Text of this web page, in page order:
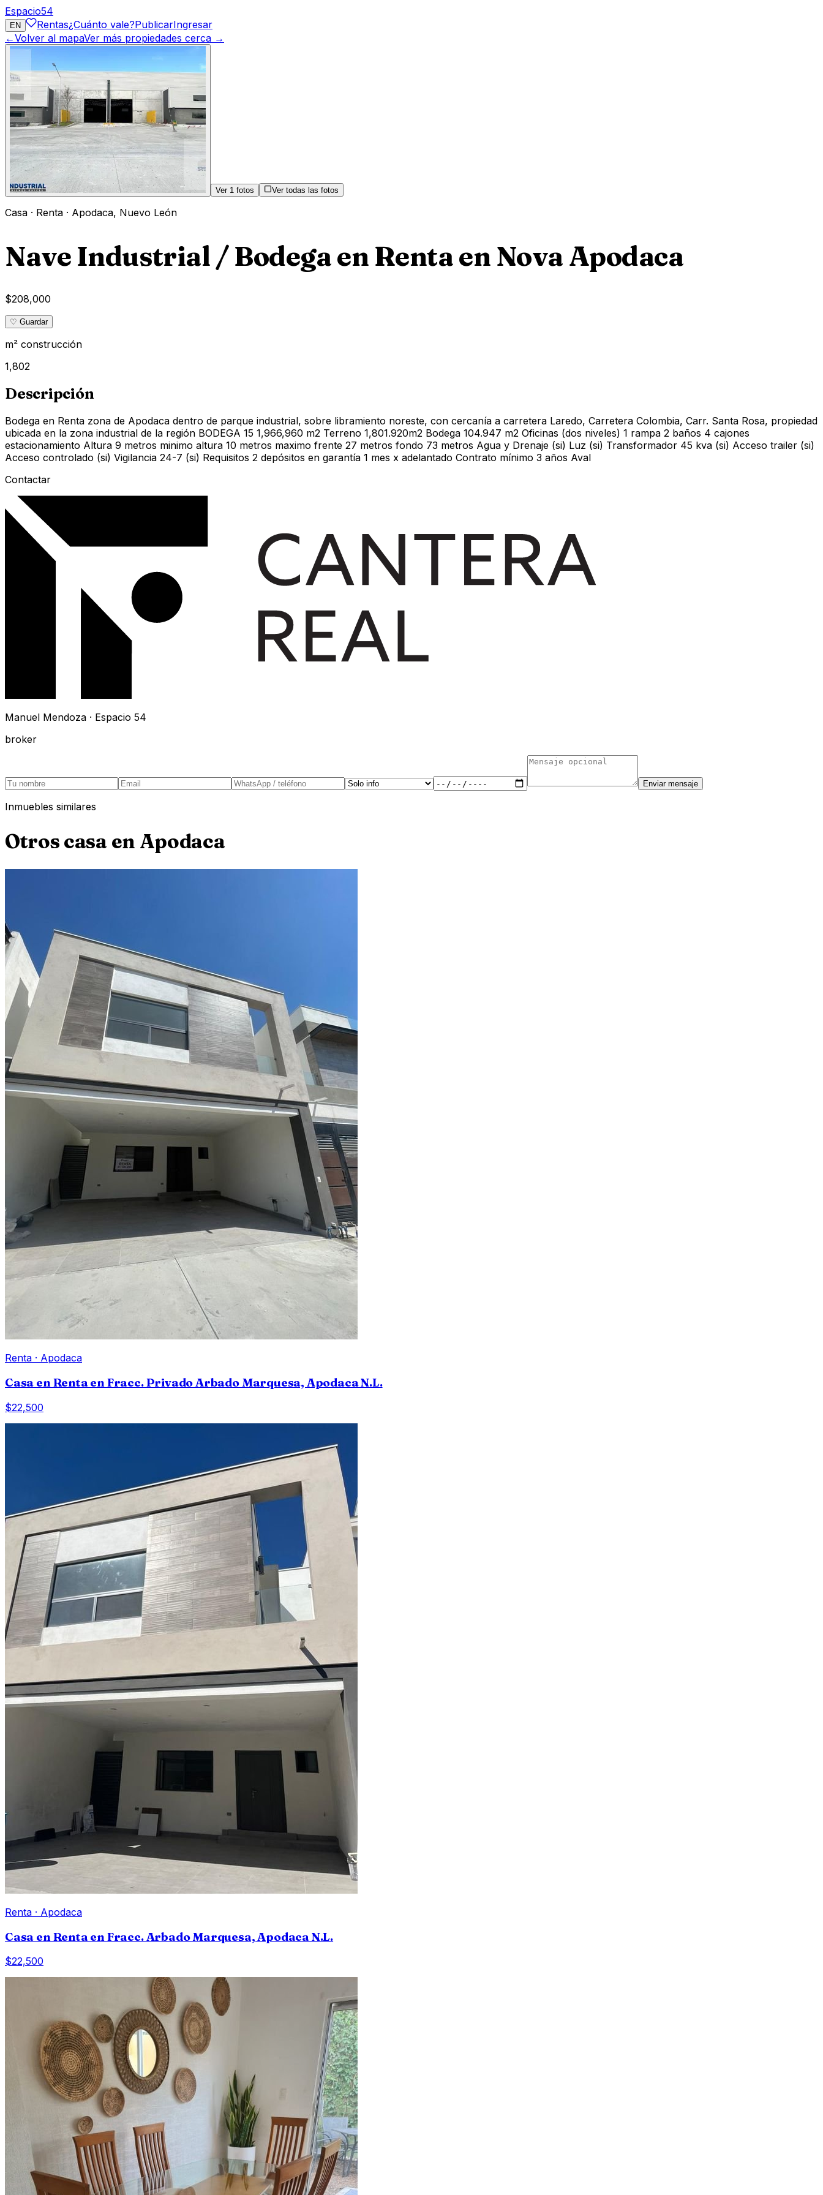
Espacio54
EN Rentas¿Cuánto vale?PublicarIngresar
←Volver al mapaVer más propiedades cerca →
Ver 1 fotos Ver todas las fotos
Casa · Renta · Apodaca, Nuevo León
Nave Industrial / Bodega en Renta en Nova Apodaca
$208,000
♡ Guardar
m² construcción
1,802
Descripción
Bodega en Renta zona de Apodaca dentro de parque industrial, sobre libramiento noreste, con cercanía a carretera Laredo, Carretera Colombia, Carr. Santa Rosa, propiedad
ubicada en la zona industrial de la región BODEGA 15 1,966,960 m2 Terreno 1,801.920m2 Bodega 104.947 m2 Oficinas (dos niveles) 1 rampa 2 baños 4 cajones
estacionamiento Altura 9 metros minimo altura 10 metros maximo frente 27 metros fondo 73 metros Agua y Drenaje (si) Luz (si) Transformador 45 kva (si) Acceso trailer (si)
Acceso controlado (si) Vigilancia 24-7 (si) Requisitos 2 depósitos en garantía 1 mes x adelantado Contrato mínimo 3 años Aval
Contactar
Manuel Mendoza · Espacio 54
broker
Enviar mensaje
Inmuebles similares
Otros casa en Apodaca
Renta · Apodaca
Casa en Renta en Fracc. Privado Arbado Marquesa, Apodaca N.L.
$22,500
Renta · Apodaca
Casa en Renta en Fracc. Arbado Marquesa, Apodaca N.L.
$22,500